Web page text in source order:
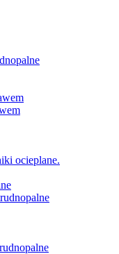
ocieplane.